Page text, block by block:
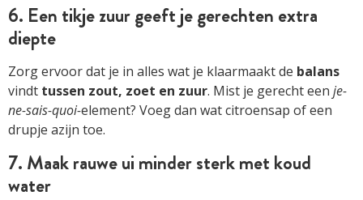
6. Een tikje zuur geeft je gerechten extra
diepte
Zorg ervoor dat je in alles wat je klaarmaakt de balans
vindt tussen zout, zoet en zuur. Mist je gerecht een je-
ne-sais-quoi-element? Voeg dan wat citroensap of een
drupje azijn toe.
7. Maak rauwe ui minder sterk met koud
water